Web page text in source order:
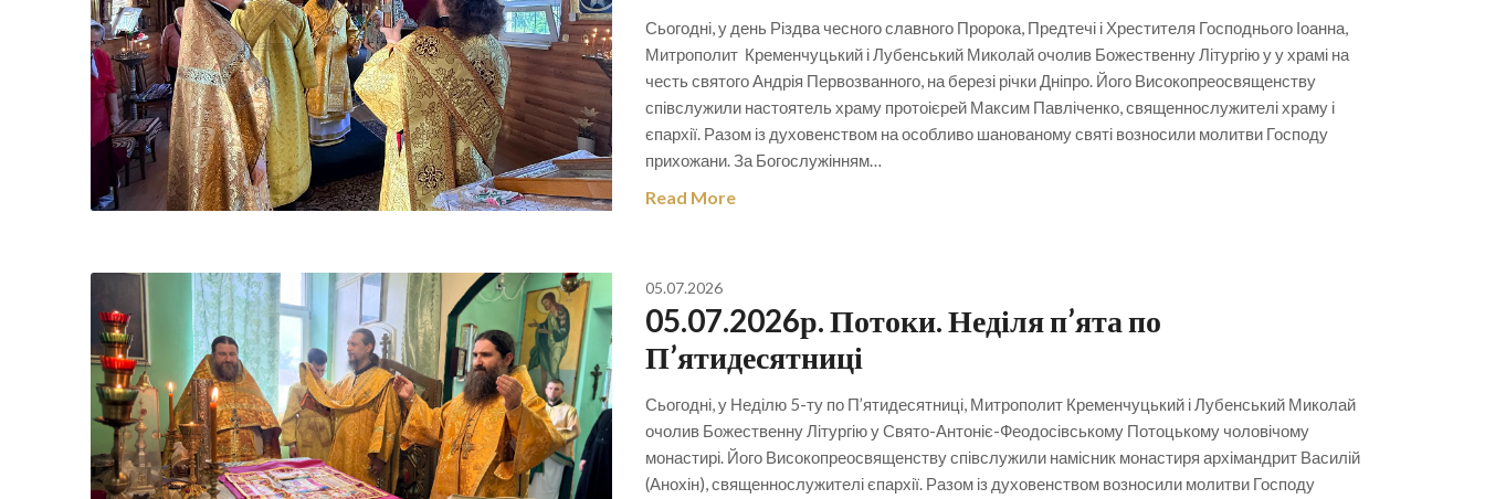
Сьогодні, у день Різдва чесного славного Пророка, Предтечі і Хрестителя Господнього Іоанна,
Митрополит Кременчуцький і Лубенський Миколай очолив Божественну Літургію у у храмі на
честь святого Андрія Первозванного, на березі річки Дніпро. Його Високопреосвященству
співслужили настоятель храму протоієрей Максим Павліченко, священнослужителі храму і
єпархії. Разом із духовенством на особливо шанованому святі возносили молитви Господу
прихожани. За Богослужінням…
Read More
05.07.2026
05.07.2026р. Потоки. Неділя п’ята по
П’ятидесятниці
Сьогодні, у Неділю 5-ту по П’ятидесятниці, Митрополит Кременчуцький і Лубенський Миколай
очолив Божественну Літургію у Свято-Антоніє-Феодосівському Потоцькому чоловічому
монастирі. Його Високопреосвященству співслужили намісник монастиря архімандрит Василій
(Анохін), священнослужителі єпархії. Разом із духовенством возносили молитви Господу